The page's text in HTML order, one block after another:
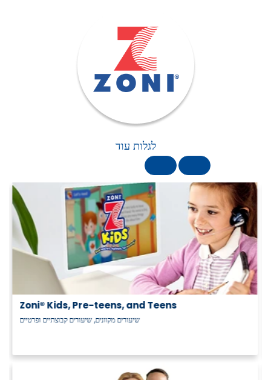
לגלות עוד
Zoni® Kids, Pre-teens, and Teens
שיעורים מקוונים, שיעורים קבוצתיים ופרטיים